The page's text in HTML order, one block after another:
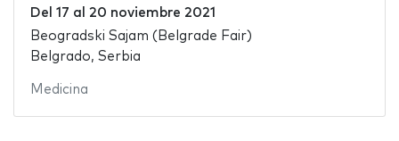
Del 17 al 20 noviembre 2021
Beogradski Sajam (Belgrade Fair)
Belgrado, Serbia
Medicina